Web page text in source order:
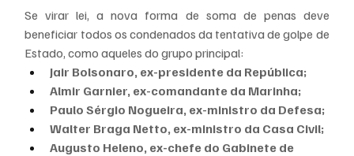
Se virar lei, a nova forma de soma de penas deve
beneficiar todos os condenados da tentativa de golpe de
Estado, como aqueles do grupo principal:
Jair Bolsonaro, ex-presidente da República;
Almir Garnier, ex-comandante da Marinha;
Paulo Sérgio Nogueira, ex-ministro da Defesa;
Walter Braga Netto, ex-ministro da Casa Civil;
Augusto Heleno, ex-chefe do Gabinete de